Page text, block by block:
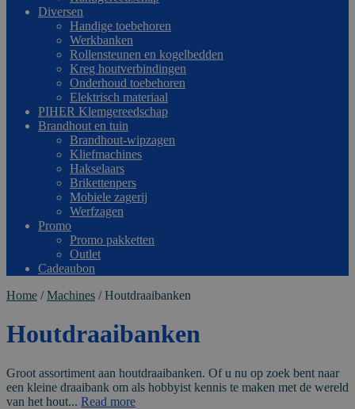
Diversen
Handige toebehoren
Werkbanken
Rollensteunen en kogelbedden
Kreg houtverbindingen
Onderhoud toebehoren
Elektrisch materiaal
PIHER Klemgereedschap
Brandhout en tuin
Brandhout-wipzagen
Kliefmachines
Hakselaars
Brikettenpers
Mobiele zagerij
Werfzagen
Promo
Promo pakketten
Outlet
Cadeaubon
Home /Machines /Houtdraaibanken
Houtdraaibanken
Groot assortiment aan houtdraaibanken. Of u nu op zoek bent naar
een kleine draaibank om als hobbyist kennis te maken met de wereld
van het hout... Read more